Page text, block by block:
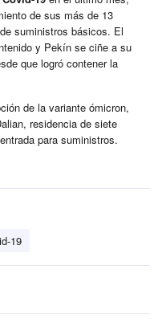
de sus más de 13
suministros básicos. El
y Pekín se ciñe a su
que logró contener la
de la variante ómicron,
residencia de siete
para suministros.
19